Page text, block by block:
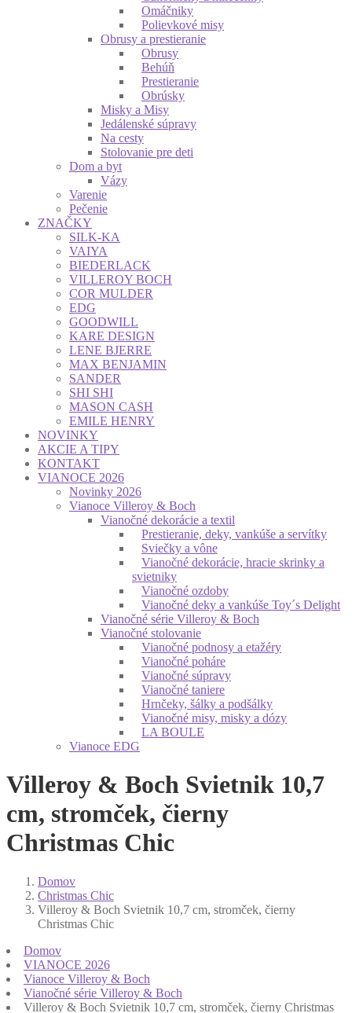
Omáčniky
Polievkové misy
Obrusy a prestieranie
Obrusy
Behúň
Prestieranie
Obrúsky
Misky a Misy
Jedálenské súpravy
Na cesty
Stolovanie pre deti
Dom a byt
Vázy
Varenie
Pečenie
ZNAČKY
SILK-KA
VAIYA
BIEDERLACK
VILLEROY BOCH
COR MULDER
EDG
GOODWILL
KARE DESIGN
LENE BJERRE
MAX BENJAMIN
SANDER
SHI SHI
MASON CASH
EMILE HENRY
NOVINKY
AKCIE A TIPY
KONTAKT
VIANOCE 2026
Novinky 2026
Vianoce Villeroy & Boch
Vianočné dekorácie a textil
Prestieranie, deky, vankúše a servítky
Sviečky a vône
Vianočné dekorácie, hracie skrinky a
svietniky
Vianočné ozdoby
Vianočné deky a vankúše Toy´s Delight
Vianočné série Villeroy & Boch
Vianočné stolovanie
Vianočné podnosy a etažéry
Vianočné poháre
Vianočné súpravy
Vianočné taniere
Hrnčeky, šálky a podšálky
Vianočné misy, misky a dózy
LA BOULE
Vianoce EDG
Villeroy & Boch Svietnik 10,7
cm, stromček, čierny
Christmas Chic
Domov
Christmas Chic
Villeroy & Boch Svietnik 10,7 cm, stromček, čierny
Christmas Chic
Domov
VIANOCE 2026
Vianoce Villeroy & Boch
Vianočné série Villeroy & Boch
Villeroy & Boch Svietnik 10,7 cm, stromček, čierny Christmas